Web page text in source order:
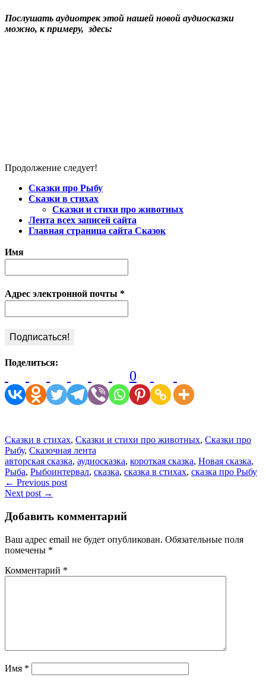
Послушать аудиотрек этой нашей новой аудиосказки
можно, к примеру, здесь:
Продолжение следует!
Сказки про Рыбу
Сказки в стихах
Сказки и стихи про животных
Лента всех записей сайта
Главная страница сайта Сказок
Имя
Адрес электронной почты *
Поделиться:
0
by
Глашатай
Сказок
Categories:
Сказки в стихах, Сказки и стихи про животных, Сказки про
Рыбу, Сказочная лента
Tags:
авторская сказка, аудиосказка, короткая сказка, Новая сказка,
Рыба, Рыбоинтервал, сказка, сказка в стихах, сказка про Рыбу
Навигация
по
записям
← Previous post
Next post →
Добавить комментарий
Ваш адрес email не будет опубликован. Обязательные поля
помечены *
Комментарий *
Имя *